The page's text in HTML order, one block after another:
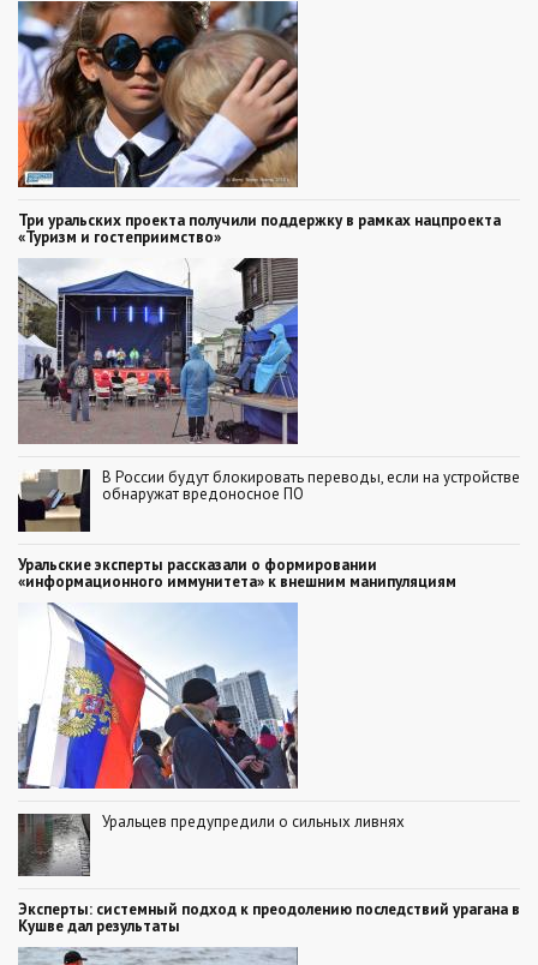
Три уральских проекта получили поддержку в рамках нацпроекта
«Туризм и гостеприимство»
В России будут блокировать переводы, если на устройстве
обнаружат вредоносное ПО
Уральские эксперты рассказали о формировании
«информационного иммунитета» к внешним манипуляциям
Уральцев предупредили о сильных ливнях
Эксперты: системный подход к преодолению последствий урагана в
Кушве дал результаты